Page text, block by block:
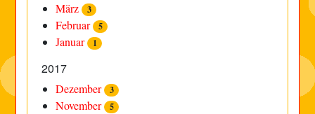
März 3
Februar 5
Januar 1
2017
Dezember 3
November 5